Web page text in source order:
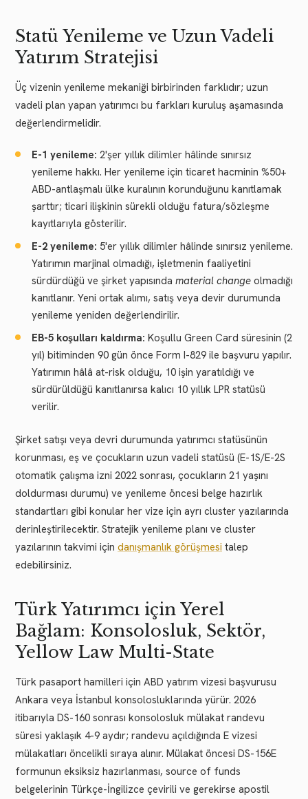
Statü Yenileme ve Uzun Vadeli
Yatırım Stratejisi
Üç vizenin yenileme mekaniği birbirinden farklıdır; uzun
vadeli plan yapan yatırımcı bu farkları kuruluş aşamasında
değerlendirmelidir.
E-1 yenileme: 2'şer yıllık dilimler hâlinde sınırsız
yenileme hakkı. Her yenileme için ticaret hacminin %50+
ABD-antlaşmalı ülke kuralının korunduğunu kanıtlamak
şarttır; ticari ilişkinin sürekli olduğu fatura/sözleşme
kayıtlarıyla gösterilir.
E-2 yenileme: 5'er yıllık dilimler hâlinde sınırsız yenileme.
Yatırımın marjinal olmadığı, işletmenin faaliyetini
sürdürdüğü ve şirket yapısında material change olmadığı
kanıtlanır. Yeni ortak alımı, satış veya devir durumunda
yenileme yeniden değerlendirilir.
EB-5 koşulları kaldırma: Koşullu Green Card süresinin (2
yıl) bitiminden 90 gün önce Form I-829 ile başvuru yapılır.
Yatırımın hâlâ at-risk olduğu, 10 işin yaratıldığı ve
sürdürüldüğü kanıtlanırsa kalıcı 10 yıllık LPR statüsü
verilir.
Şirket satışı veya devri durumunda yatırımcı statüsünün
korunması, eş ve çocukların uzun vadeli statüsü (E-1S/E-2S
otomatik çalışma izni 2022 sonrası, çocukların 21 yaşını
doldurması durumu) ve yenileme öncesi belge hazırlık
standartları gibi konular her vize için ayrı cluster yazılarında
derinleştirilecektir. Stratejik yenileme planı ve cluster
yazılarının takvimi için danışmanlık görüşmesi talep
edebilirsiniz.
Türk Yatırımcı için Yerel
Bağlam: Konsolosluk, Sektör,
Yellow Law Multi-State
Türk pasaport hamilleri için ABD yatırım vizesi başvurusu
Ankara veya İstanbul konsolosluklarında yürür. 2026
itibarıyla DS-160 sonrası konsolosluk mülakat randevu
süresi yaklaşık 4-9 aydır; randevu açıldığında E vizesi
mülakatları öncelikli sıraya alınır. Mülakat öncesi DS-156E
formunun eksiksiz hazırlanması, source of funds
belgelerinin Türkçe-İngilizce çevirili ve gerekirse apostil